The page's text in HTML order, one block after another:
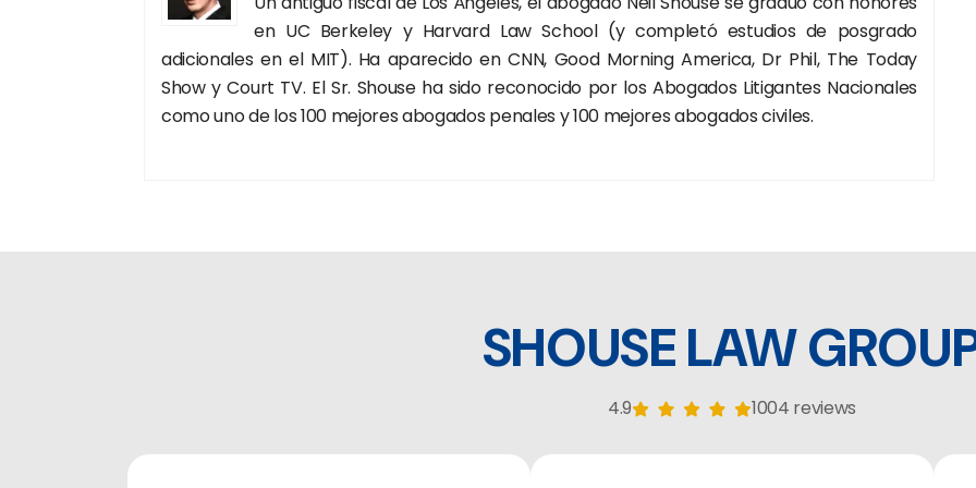
en UC Berkeley y Harvard Law School (y completó estudios de posgrado
adicionales en el MIT). Ha aparecido en CNN, Good Morning America, Dr Phil, The Today
Show y Court TV. El Sr. Shouse ha sido reconocido por los Abogados Litigantes Nacionales
como uno de los 100 mejores abogados penales y 100 mejores abogados civiles.
SHOUSE LAW
4.9 1004 reviews